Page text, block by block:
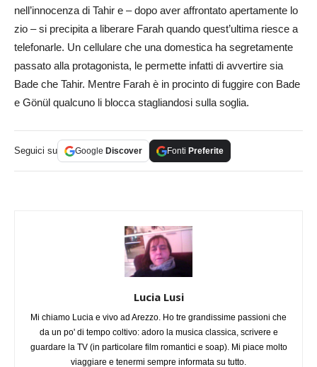
nell’innocenza di Tahir e – dopo aver affrontato apertamente lo
zio – si precipita a liberare Farah quando quest’ultima riesce a
telefonarle. Un cellulare che una domestica ha segretamente
passato alla protagonista, le permette infatti di avvertire sia
Bade che Tahir. Mentre Farah è in procinto di fuggire con Bade
e Gönül qualcuno li blocca stagliandosi sulla soglia.
Seguici su Google Discover Fonti Preferite
Lucia Lusi
Mi chiamo Lucia e vivo ad Arezzo. Ho tre grandissime passioni che
da un po' di tempo coltivo: adoro la musica classica, scrivere e
guardare la TV (in particolare film romantici e soap). Mi piace molto
viaggiare e tenermi sempre informata su tutto.